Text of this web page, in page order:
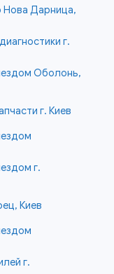
Нова Дарница,
г.
Оболонь,
г. Киев
г.
Киев
г.